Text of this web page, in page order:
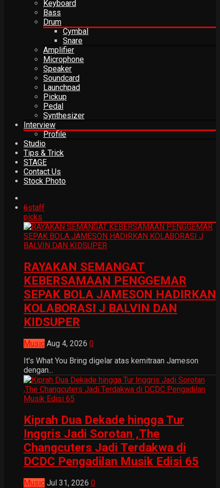
Keyboard
Bass
Drum
Cymbal
Snare
Amplifier
Microphone
Speaker
Soundcard
Launchpad
Pickup
Pedal
Synthesizer
Interview
Profile
Studio
Tips & Trick
STAGE
Contact Us
Stock Photo
6staff
picks
RAYAKAN SEMANGAT
KEBERSAMAAN PENGGEMAR
SEPAK BOLA JAMESON HADIRKAN
KOLABORASI J BALVIN DAN
KIDSUPER
Music Aug 4, 2026 0
It's What You Bring digelar atas kemitraan Jameson
dengan...
Kiprah Dua Dekade hingga Tur
Inggris Jadi Sorotan ,The
Changcuters Jadi Terdakwa di
DCDC Pengadilan Musik Edisi 65
Music Jul 31, 2026 0